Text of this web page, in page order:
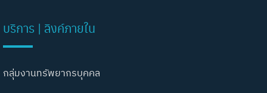
บริการ | ลิงค์ภายใน
กลุ่มงานทรัพยากรบุคคล